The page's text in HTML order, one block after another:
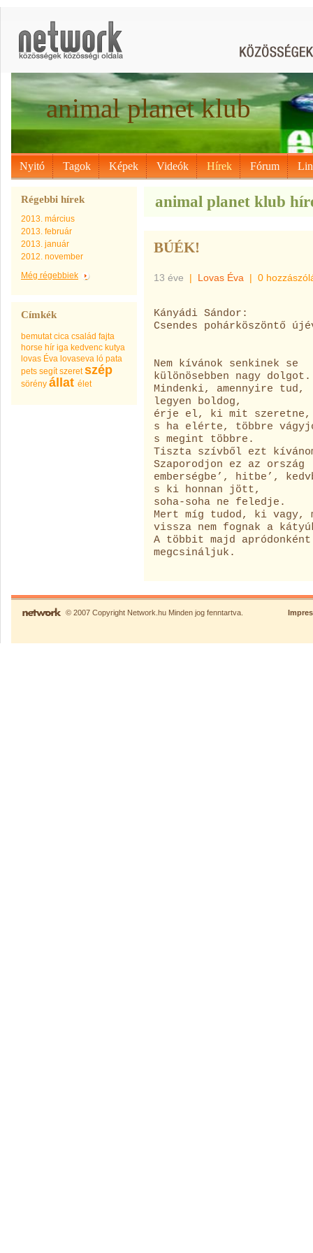
animal planet klub
Nyitó Tagok Képek Videók Hírek Fórum
Régebbi hírek
2013. március
2013. február
2013. január
2012. november
Még régebbiek
Címkék
bemutat cica család fajta
horse hír iga kedvenc kutya
lovas Éva lovaseva ló pata
pets segít szeret szép
sörény állat élet
animal planet klub
BÚÉK!
13 éve | Lovas Éva | 0
Kányádi Sándor:
Csendes pohárköszöntő
Nem kívánok senkinek se
különösebben nagy dolgot.
Mindenki, amennyire tud,
legyen boldog,
érje el, ki mit szeretne,
s ha elérte, többre
s megint többre.
Tiszta szívből ezt
Szaporodjon ez az ország
emberségbe’, hitbe’,
s ki honnan jött,
soha-soha ne feledje.
Mert míg tudod, ki vagy,
vissza nem fognak a
A többit majd apródonként
megcsináljuk.
© 2007 Copyright Network.hu Minden jog fenntartva.